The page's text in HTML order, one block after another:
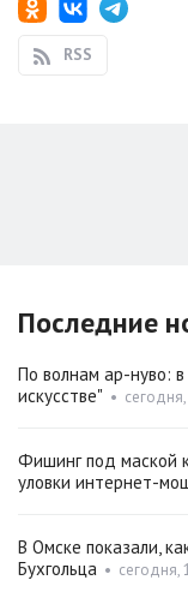
RSS
Последние
По волнам ар-нуво:
искусстве" •
Фишинг под маской
уловки интернет-
В Омске показали,
Бухгольца • сегодня,